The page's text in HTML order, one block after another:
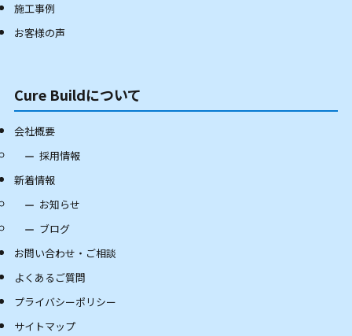
施工事例
お客様の声
Cure Buildについて
会社概要
採用情報
新着情報
お知らせ
ブログ
お問い合わせ・ご相談
よくあるご質問
プライバシーポリシー
サイトマップ